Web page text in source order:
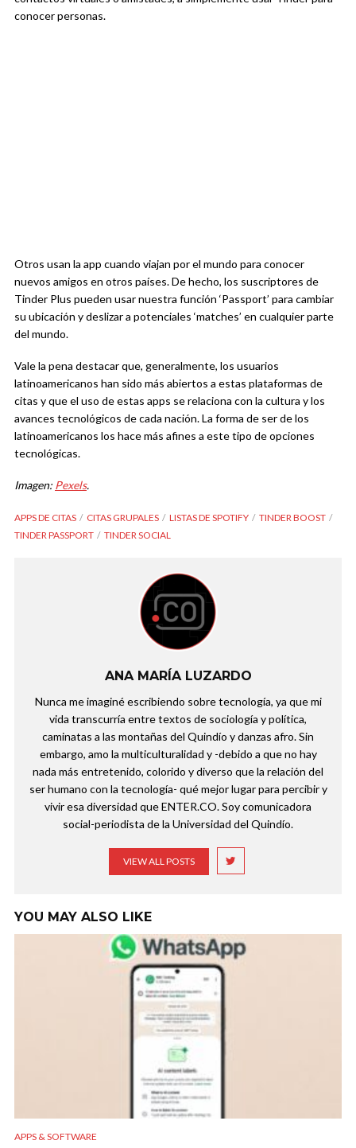
conocer personas.
Otros usan la app cuando viajan por el mundo para conocer
nuevos amigos en otros países. De hecho, los suscriptores de
Tinder Plus pueden usar nuestra función ‘Passport’ para cambiar
su ubicación y deslizar a potenciales ‘matches’ en cualquier parte
del mundo.
Vale la pena destacar que, generalmente, los usuarios
latinoamericanos han sido más abiertos a estas plataformas de
citas y que el uso de estas apps se relaciona con la cultura y los
avances tecnológicos de cada nación. La forma de ser de los
latinoamericanos los hace más afines a este tipo de opciones
tecnológicas.
Imagen: Pexels.
APPS DE CITAS CITAS GRUPALES LISTAS DE SPOTIFY
TINDER BOOST
TINDER PASSPORT
TINDER SOCIAL
ANA MARÍA LUZARDO
Nunca me imaginé escribiendo sobre tecnología, ya que mi
vida transcurría entre textos de sociología y política,
caminatas a las montañas del Quindío y danzas afro. Sin
embargo, amo la multiculturalidad y -debido a que no hay
nada más entretenido, colorido y diverso que la relación del
ser humano con la tecnología- qué mejor lugar para percibir y
vivir esa diversidad que ENTER.CO. Soy comunicadora
social-periodista de la Universidad del Quindío.
VIEW ALL POSTS
YOU MAY ALSO LIKE
APPS & SOFTWARE